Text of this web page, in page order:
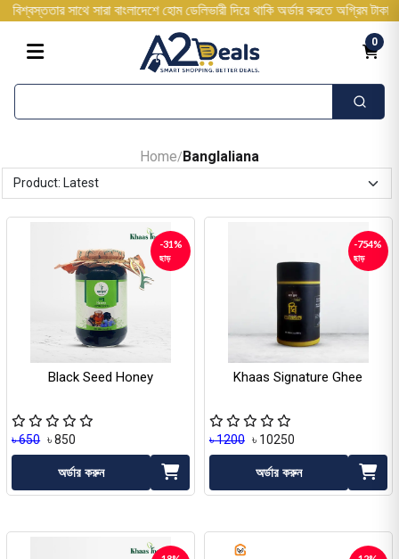
সাথে সারা বাংলাদেশে হোম ডেলিভারী দিয়ে থাকি অর্ডার করতে অগ্রিম টাকা
0
Home/Banglaliana
-31%
ছাড়
Black Seed Honey
৳ 650 ৳ 850
অর্ডার করুন
-754%
ছাড়
Khaas Signature Ghee
৳ 1200 ৳ 10250
অর্ডার করুন